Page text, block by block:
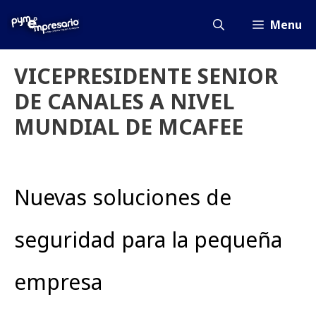
Menu
VICEPRESIDENTE SENIOR
DE CANALES A NIVEL
MUNDIAL DE MCAFEE
Nuevas soluciones de
seguridad para la pequeña
empresa